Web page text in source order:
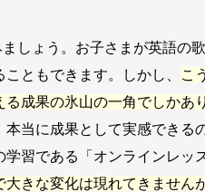
しょう。お子さまが英語
ともできます。しかし、
こ
成果の氷山の一角でしかあ
当に成果として実感でき
習である「オンラインレッ
きな変化は現れてきませ